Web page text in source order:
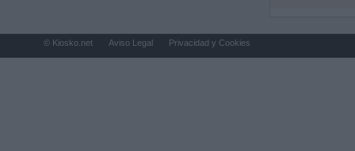
© Kiosko.net Aviso Legal Privacidad y Cookies